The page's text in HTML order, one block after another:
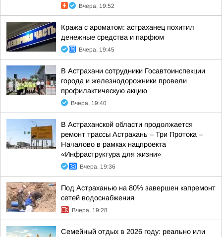
Вчера, 19:52
Кража с ароматом: астраханец похитил
денежные средства и парфюм
Вчера, 19:45
В Астрахани сотрудники Госавтоинспекции
города и железнодорожники провели
профилактическую акцию
Вчера, 19:40
В Астраханской области продолжается
ремонт трассы Астрахань – Три Протока –
Началово в рамках нацпроекта
«Инфраструктура для жизни»
Вчера, 19:36
Под Астраханью на 80% завершен капремонт
сетей водоснабжения
Вчера, 19:28
Семейный отдых в 2026 году: реально или